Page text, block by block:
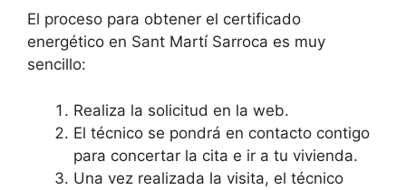
El proceso para obtener el certificado
energético en Sant Martí Sarroca es muy
sencillo:
Realiza la solicitud en la web.
El técnico se pondrá en contacto contigo
para concertar la cita e ir a tu vivienda.
Una vez realizada la visita, el técnico